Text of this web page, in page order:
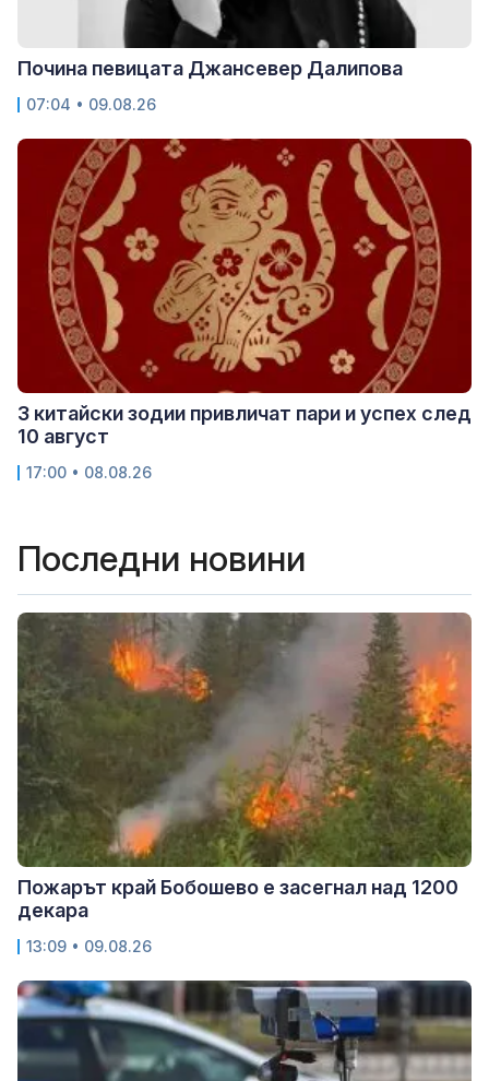
Почина певицата Джансевер Далипова
07:04 • 09.08.26
3 китайски зодии привличат пари и успех след
10 август
17:00 • 08.08.26
Последни новини
Пожарът край Бобошево е засегнал над 1200
декара
13:09 • 09.08.26